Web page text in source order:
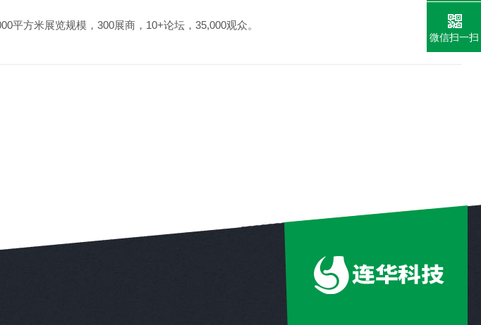
平方米展览规模，300展商，10+论坛，35,000观众。
微信扫一扫